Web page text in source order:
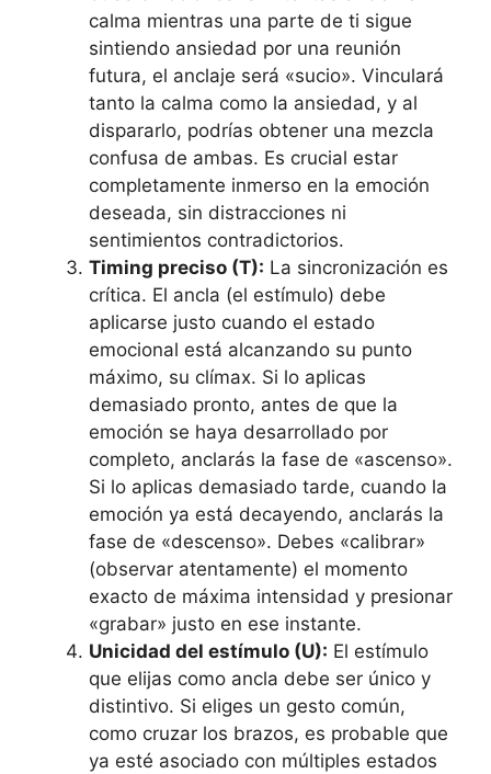
calma mientras una parte de ti sigue
sintiendo ansiedad por una reunión
futura, el anclaje será «sucio». Vinculará
tanto la calma como la ansiedad, y al
dispararlo, podrías obtener una mezcla
confusa de ambas. Es crucial estar
completamente inmerso en la emoción
deseada, sin distracciones ni
sentimientos contradictorios.
Timing preciso (T): La sincronización es
crítica. El ancla (el estímulo) debe
aplicarse justo cuando el estado
emocional está alcanzando su punto
máximo, su clímax. Si lo aplicas
demasiado pronto, antes de que la
emoción se haya desarrollado por
completo, anclarás la fase de «ascenso».
Si lo aplicas demasiado tarde, cuando la
emoción ya está decayendo, anclarás la
fase de «descenso». Debes «calibrar»
(observar atentamente) el momento
exacto de máxima intensidad y presionar
«grabar» justo en ese instante.
Unicidad del estímulo (U): El estímulo
que elijas como ancla debe ser único y
distintivo. Si eliges un gesto común,
como cruzar los brazos, es probable que
ya esté asociado con múltiples estados